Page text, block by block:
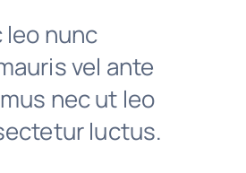
Projects
About Us
leo nunc
vel ante
nec ut leo
luctus.